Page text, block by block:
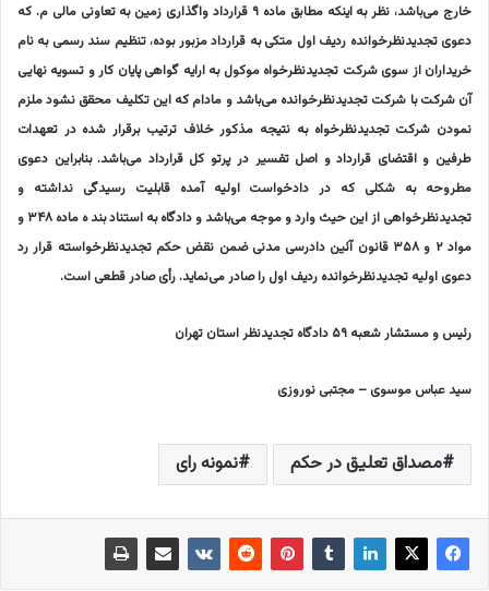
خارج می‌باشد، نظر به اینکه مطابق ماده ۹ قرارداد واگذاری زمین به تعاونی مالی م. که
دعوی تجدیدنظرخوانده ردیف اول متکی به قرارداد مزبور بوده، تنظیم سند رسمی به نام
خریداران از سوی شرکت تجدیدنظرخواه موکول به ارایه گواهی پایان کار و تسویه نهایی
آن شرکت با شرکت تجدیدنظرخوانده می‌باشد و مادام که این تکلیف محقق نشود ملزم
نمودن شرکت تجدیدنظرخواه به نتیجه مذکور خلاف ترتیب برقرار شده در تعهدات
طرفین و اقتضای قرارداد و اصل تفسیر در پرتو کل قرارداد می‌باشد. بنابراین دعوی
مطروحه به شکلی که در دادخواست اولیه آمده قابلیت رسیدگی نداشته و
تجدیدنظرخواهی از این حیث وارد و موجه می‌باشد و دادگاه به استناد بند ه ماده ۳۴۸ و
مواد ۲ و ۳۵۸ قانون آئین دادرسی مدنی ضمن نقض حکم تجدیدنظرخواسته قرار رد
دعوی اولیه تجدیدنظرخوانده ردیف اول را صادر می‌نماید. رأی صادر قطعی است.
رئیس و مستشار شعبه ۵۹ دادگاه تجدیدنظر استان تهران
سید عباس موسوی – مجتبی نوروزی
مصداق تعلیق در حکم نمونه رای